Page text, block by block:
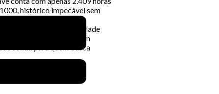
histórico impecável sem
Sendo uma exclusividade
na negociação. Com
sólida para quem busca